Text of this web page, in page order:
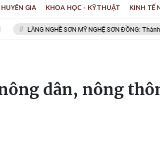
LÀNG NGHỀ SƠN MỸ NGHỆ SƠN ĐỒNG: Thành viên
GIA KHOA HỌC - KỸ THUẬT KINH TẾ
dân, nông